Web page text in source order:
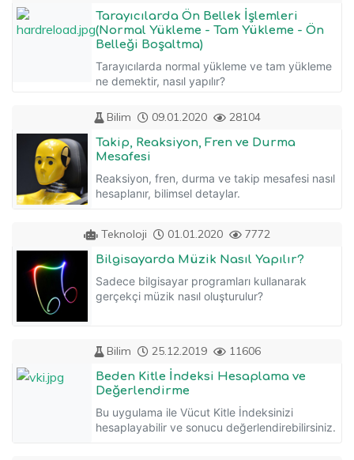
Tarayıcılarda Ön Bellek İşlemleri
(Normal Yükleme - Tam Yükleme - Ön
Belleği Boşaltma)
Tarayıcılarda normal yükleme ve tam yükleme
ne demektir, nasıl yapılır?
Bilim 09.01.2020 28104
Takip, Reaksiyon, Fren ve Durma
Mesafesi
Reaksiyon, fren, durma ve takip mesafesi nasıl
hesaplanır, bilimsel detaylar.
Teknoloji 01.01.2020 7772
Bilgisayarda Müzik Nasıl Yapılır?
Sadece bilgisayar programları kullanarak
gerçekçi müzik nasıl oluşturulur?
Bilim 25.12.2019 11606
Beden Kitle İndeksi Hesaplama ve
Değerlendirme
Bu uygulama ile Vücut Kitle İndeksinizi
hesaplayabilir ve sonucu değerlendirebilirsiniz.